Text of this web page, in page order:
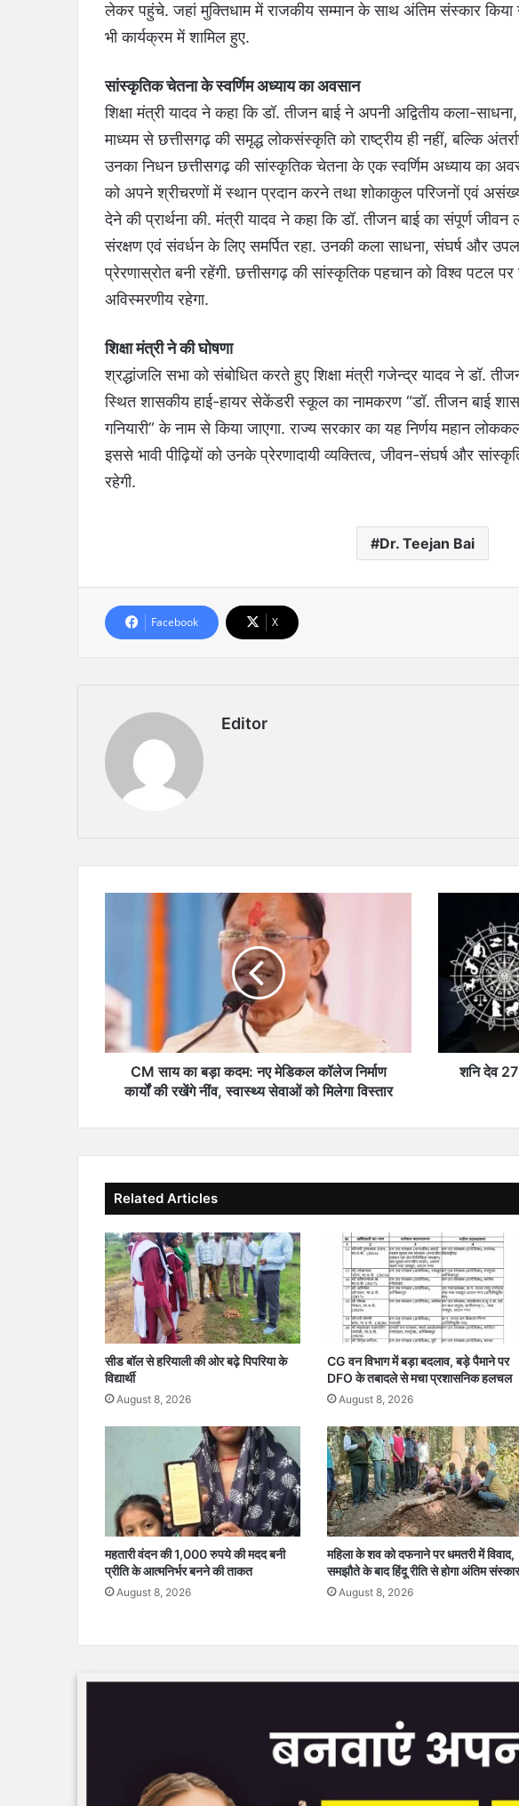
लेकर पहुंचे. जहां मुक्तिधाम में राजकीय सम्मान के साथ अंतिम संस्कार किया
भी कार्यक्रम में शामिल हुए.
सांस्कृतिक चेतना के स्वर्णिम अध्याय का अवसान
शिक्षा मंत्री यादव ने कहा कि डॉ. तीजन बाई ने अपनी अद्वितीय कला-
माध्यम से छत्तीसगढ़ की समृद्ध लोकसंस्कृति को राष्ट्रीय ही नहीं, बल्कि
उनका निधन छत्तीसगढ़ की सांस्कृतिक चेतना के एक स्वर्णिम अध्याय का
को अपने श्रीचरणों में स्थान प्रदान करने तथा शोकाकुल परिजनों एवं
देने की प्रार्थना की. मंत्री यादव ने कहा कि डॉ. तीजन बाई का संपूर्ण
संरक्षण एवं संवर्धन के लिए समर्पित रहा. उनकी कला साधना, संघर्ष और
प्रेरणास्रोत बनी रहेंगी. छत्तीसगढ़ की सांस्कृतिक पहचान को विश्व पटल
अविस्मरणीय रहेगा.
शिक्षा मंत्री ने की घोषणा
श्रद्धांजलि सभा को संबोधित करते हुए शिक्षा मंत्री गजेन्द्र यादव ने डॉ.
स्थित शासकीय हाई-हायर सेकेंडरी स्कूल का नामकरण “डॉ. तीजन बाई
गनियारी” के नाम से किया जाएगा. राज्य सरकार का यह निर्णय महान
इससे भावी पीढ़ियों को उनके प्रेरणादायी व्यक्तित्व, जीवन-संघर्ष और
रहेगी.
Dr. Teejan Bai
Facebook X
Editor
ड़ा
क
द
ए
क
कॉ
ले
ज
नि
र्मा
ण
का
की
र
खें
गे
स्थ्य
से
वा
ओं
को
गा
स्ता
CM साय का बड़ा कदम: नए मेडिकल कॉलेज निर्माण
कार्यों की रखेंगे नींव, स्वास्थ्य सेवाओं को मिलेगा विस्तार
2
ला
ई
6
भ
शि
में
व
क्री
क
ई
शि
यों
र
सं
क
ट
के
सं
के
त
शनि देव
Related Articles
सीड बॉल से हरियाली की ओर बढ़े पिपरिया के
विद्यार्थी
August 8, 2026
CG वन विभाग में बड़ा बदलाव, बड़े पैमाने पर
DFO के तबादले से मचा प्रशासनिक हलचल
August 8, 2026
महतारी वंदन की 1,000 रुपये की मदद बनी
प्रीति के आत्मनिर्भर बनने की ताकत
August 8, 2026
महिला के शव को दफनाने पर धमतरी में विवाद,
समझौते के बाद हिंदू रीति से होगा अंतिम संस्कार
August 8, 2026